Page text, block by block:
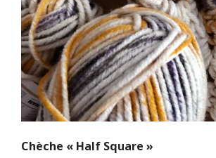
Chèche « Half Square »